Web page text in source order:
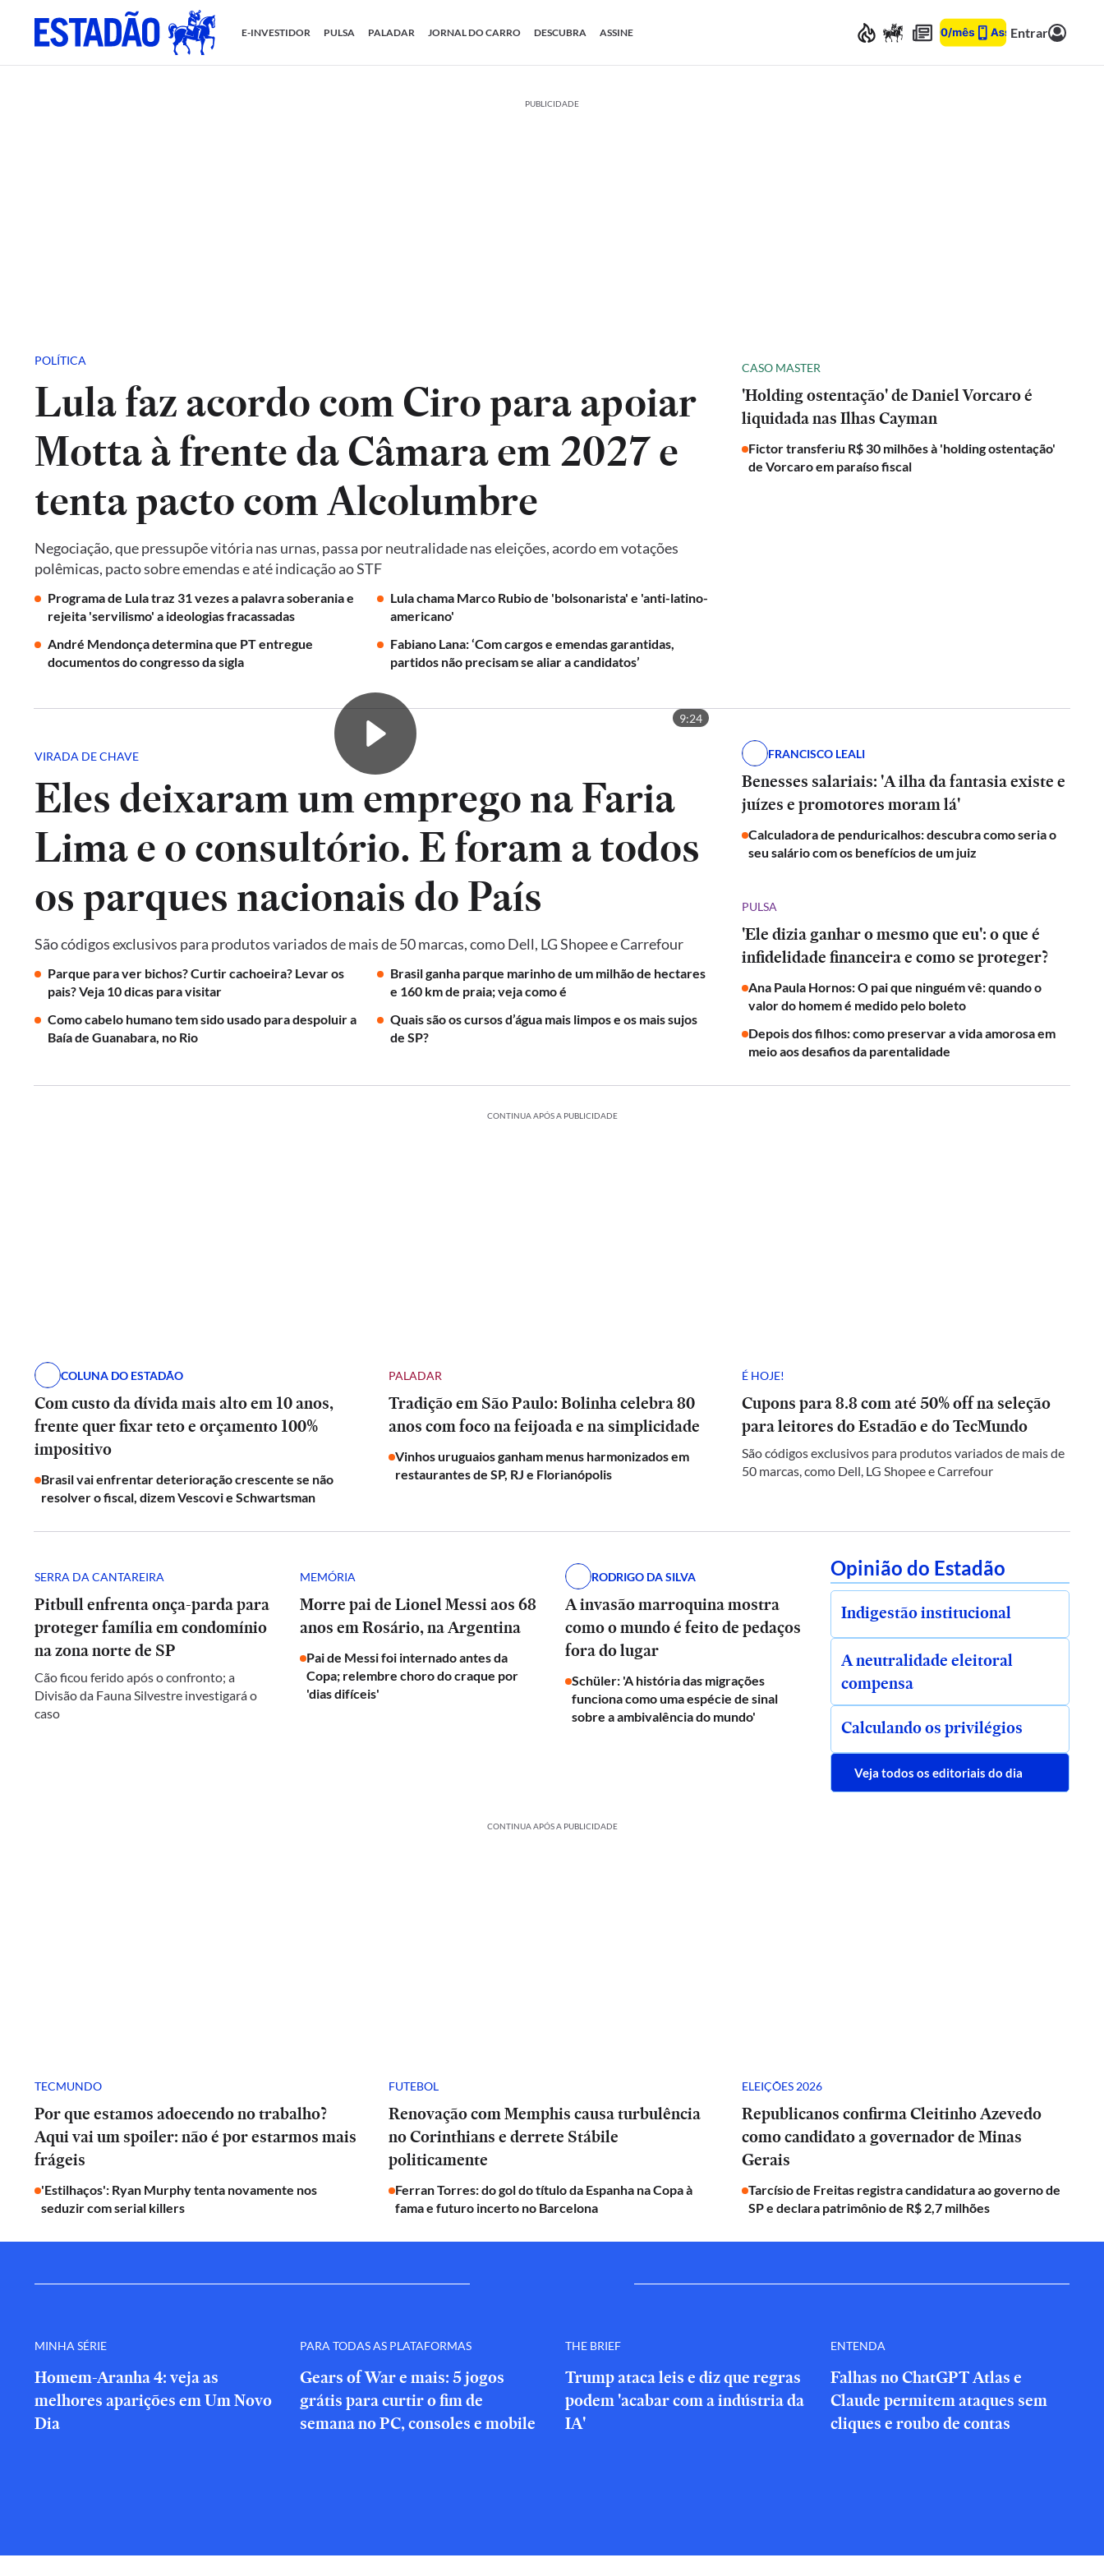
E-INVESTIDOR PULSA PALADAR JORNAL DO CARRO DESCUBRA ASSINE Entrar
PUBLICIDADE
POLÍTICA
Lula faz acordo com Ciro para apoiar
Motta à frente da Câmara em 2027 e
tenta pacto com Alcolumbre
Negociação, que pressupõe vitória nas urnas, passa por neutralidade nas eleições, acordo em votações
polêmicas, pacto sobre emendas e até indicação ao STF
Programa de Lula traz 31 vezes a palavra soberania e
rejeita 'servilismo' a ideologias fracassadas
Lula chama Marco Rubio de 'bolsonarista' e 'anti-latino-
americano'
André Mendonça determina que PT entregue
documentos do congresso da sigla
Fabiano Lana: ‘Com cargos e emendas garantidas,
partidos não precisam se aliar a candidatos’
CASO MASTER
'Holding ostentação' de Daniel Vorcaro é
liquidada nas Ilhas Cayman
Fictor transferiu R$ 30 milhões à 'holding ostentação'
de Vorcaro em paraíso fiscal
9:24
VIRADA DE CHAVE
Eles deixaram um emprego na Faria
Lima e o consultório. E foram a todos
os parques nacionais do País
São códigos exclusivos para produtos variados de mais de 50 marcas, como Dell, LG Shopee e Carrefour
Parque para ver bichos? Curtir cachoeira? Levar os
pais? Veja 10 dicas para visitar
Brasil ganha parque marinho de um milhão de hectares
e 160 km de praia; veja como é
Como cabelo humano tem sido usado para despoluir a
Baía de Guanabara, no Rio
Quais são os cursos d’água mais limpos e os mais sujos
de SP?
FRANCISCO LEALI
Benesses salariais: 'A ilha da fantasia existe e
juízes e promotores moram lá'
Calculadora de penduricalhos: descubra como seria o
seu salário com os benefícios de um juiz
PULSA
'Ele dizia ganhar o mesmo que eu': o que é
infidelidade financeira e como se proteger?
Ana Paula Hornos: O pai que ninguém vê: quando o
valor do homem é medido pelo boleto
Depois dos filhos: como preservar a vida amorosa em
meio aos desafios da parentalidade
CONTINUA APÓS A PUBLICIDADE
COLUNA DO ESTADÃO
Com custo da dívida mais alto em 10 anos,
frente quer fixar teto e orçamento 100%
impositivo
Brasil vai enfrentar deterioração crescente se não
resolver o fiscal, dizem Vescovi e Schwartsman
PALADAR
Tradição em São Paulo: Bolinha celebra 80
anos com foco na feijoada e na simplicidade
Vinhos uruguaios ganham menus harmonizados em
restaurantes de SP, RJ e Florianópolis
É HOJE!
Cupons para 8.8 com até 50% off na seleção
para leitores do Estadão e do TecMundo
São códigos exclusivos para produtos variados de mais de
50 marcas, como Dell, LG Shopee e Carrefour
SERRA DA CANTAREIRA
Pitbull enfrenta onça-parda para
proteger família em condomínio
na zona norte de SP
Cão ficou ferido após o confronto; a
Divisão da Fauna Silvestre investigará o
caso
MEMÓRIA
Morre pai de Lionel Messi aos 68
anos em Rosário, na Argentina
Pai de Messi foi internado antes da
Copa; relembre choro do craque por
'dias difíceis'
RODRIGO DA SILVA
A invasão marroquina mostra
como o mundo é feito de pedaços
fora do lugar
Schüler: 'A história das migrações
funciona como uma espécie de sinal
sobre a ambivalência do mundo'
Opinião do Estadão
Indigestão institucional
A neutralidade eleitoral
compensa
Calculando os privilégios
Veja todos os editoriais do dia
CONTINUA APÓS A PUBLICIDADE
TECMUNDO
Por que estamos adoecendo no trabalho?
Aqui vai um spoiler: não é por estarmos mais
frágeis
'Estilhaços': Ryan Murphy tenta novamente nos
seduzir com serial killers
FUTEBOL
Renovação com Memphis causa turbulência
no Corinthians e derrete Stábile
politicamente
Ferran Torres: do gol do título da Espanha na Copa à
fama e futuro incerto no Barcelona
ELEIÇÕES 2026
Republicanos confirma Cleitinho Azevedo
como candidato a governador de Minas
Gerais
Tarcísio de Freitas registra candidatura ao governo de
SP e declara patrimônio de R$ 2,7 milhões
MINHA SÉRIE
Homem-Aranha 4: veja as
melhores aparições em Um Novo
Dia
PARA TODAS AS PLATAFORMAS
Gears of War e mais: 5 jogos
grátis para curtir o fim de
semana no PC, consoles e mobile
THE BRIEF
Trump ataca leis e diz que regras
podem 'acabar com a indústria da
IA'
ENTENDA
Falhas no ChatGPT Atlas e
Claude permitem ataques sem
cliques e roubo de contas